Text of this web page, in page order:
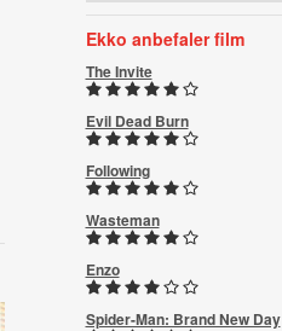
Ekko anbefaler film
The Invite
Evil Dead Burn
Following
Wasteman
Enzo
Spider-Man: Brand New Day